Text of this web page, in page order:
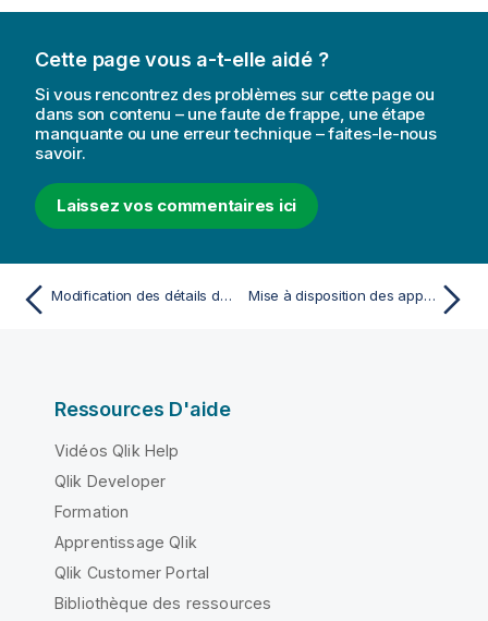
Cette page vous a-t-elle aidé ?
Si vous rencontrez des problèmes sur cette page ou
dans son contenu – une faute de frappe, une étape
manquante ou une erreur technique – faites-le-nous
savoir.
Laissez vos commentaires ici
Modification des détails de l'application Mise à disposition des applications dans Insight Advisor Chat
Ressources D'aide
Vidéos Qlik Help
Qlik Developer
Formation
Apprentissage Qlik
Qlik Customer Portal
Bibliothèque des ressources